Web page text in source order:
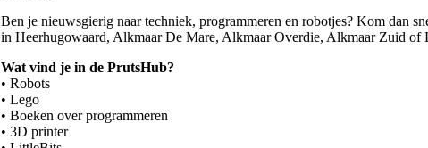
Ben je nieuwsgierig naar techniek, programmeren en robotjes? Kom dan
in Heerhugowaard, Alkmaar De Mare, Alkmaar Overdie, Alkmaar Zuid of
Wat vind je in de PrutsHub?
• Robots
• Lego
• Boeken over programmeren
• 3D printer